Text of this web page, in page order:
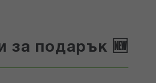
за подарък 🆕